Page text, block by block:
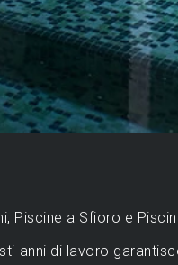
Piscine a Sfioro e
anni di lavoro